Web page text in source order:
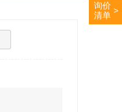
询价
清单 >